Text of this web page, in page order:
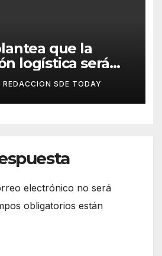
que la
logística será
elevar la
de República
REDACCION SDE TODAY
electrónico no será
obligatorios están